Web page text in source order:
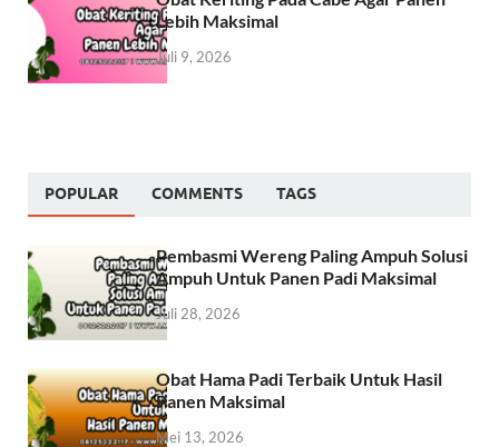
Lebih Maksimal
Juli 9, 2026
POPULAR COMMENTS TAGS
Pembasmi Wereng Paling Ampuh Solusi
Ampuh Untuk Panen Padi Maksimal
Juli 28, 2026
Obat Hama Padi Terbaik Untuk Hasil
Panen Maksimal
Mei 13, 2026